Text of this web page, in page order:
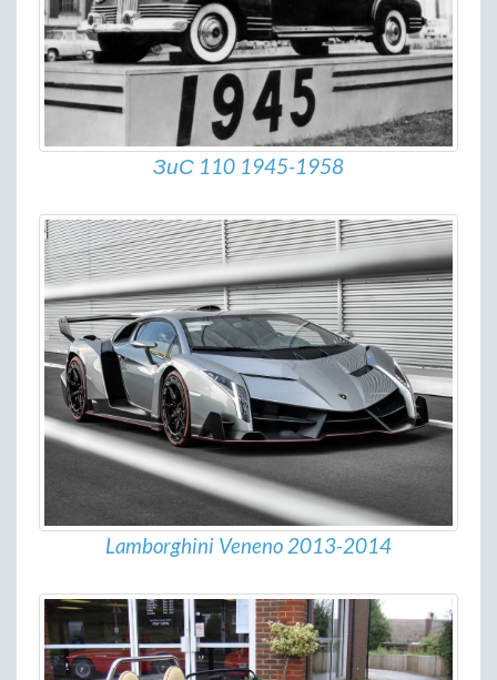
ЗиС 110 1945-1958
Lamborghini Veneno 2013-2014